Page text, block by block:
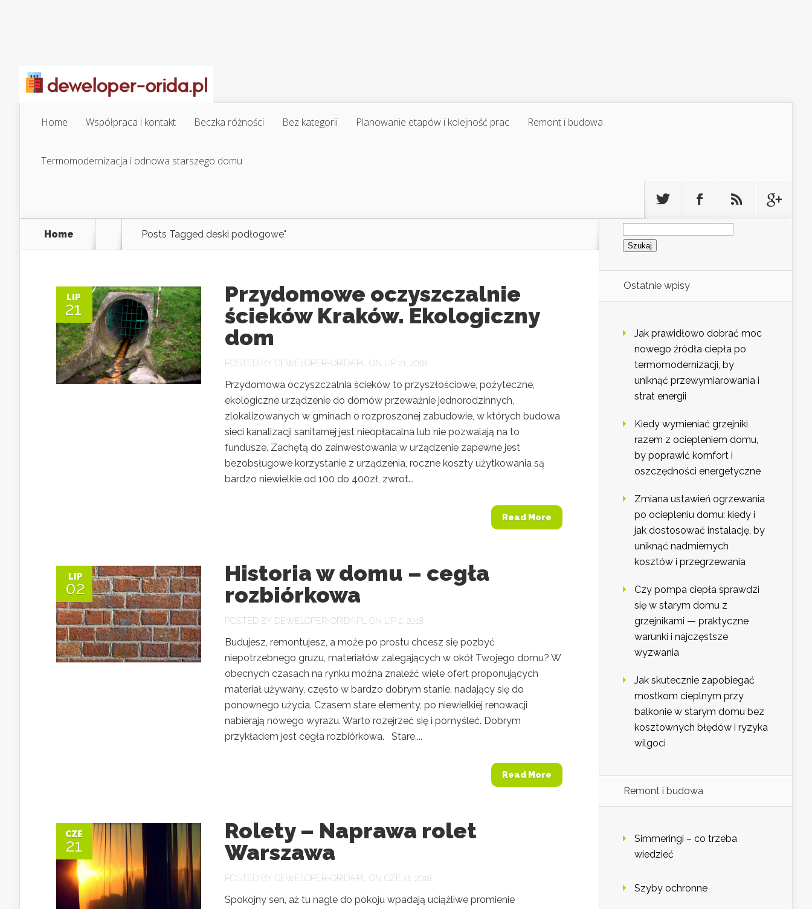
Home Współpraca i kontakt Beczka różności Bez kategorii Planowanie etapów i kolejność prac Remont i budowa
Termomodernizacja i odnowa starszego domu
Home Posts Tagged deski podłogowe"
LIP
21
Przydomowe oczyszczalnie
ścieków Kraków. Ekologiczny
dom
POSTED BY DEWELOPER-ORIDA.PL ON LIP 21, 2018
Przydomowa oczyszczalnia ścieków to przyszłościowe, pożyteczne,
ekologiczne urządzenie do domów przeważnie jednorodzinnych,
zlokalizowanych w gminach o rozproszonej zabudowie, w których budowa
sieci kanalizacji sanitarnej jest nieopłacalna lub nie pozwalają na to
fundusze. Zachętą do zainwestowania w urządzenie zapewne jest
bezobsługowe korzystanie z urządzenia, roczne koszty użytkowania są
bardzo niewielkie od 100 do 400zł, zwrot...
Read More
LIP
02
Historia w domu – cegła
rozbiórkowa
POSTED BY DEWELOPER-ORIDA.PL ON LIP 2, 2018
Budujesz, remontujesz, a może po prostu chcesz się pozbyć
niepotrzebnego gruzu, materiałów zalegających w okół Twojego domu? W
obecnych czasach na rynku można znaleźć wiele ofert proponujących
materiał używany, często w bardzo dobrym stanie, nadający się do
ponownego użycia. Czasem stare elementy, po niewielkiej renowacji
nabierają nowego wyrazu. Warto rozejrzeć się i pomyśleć. Dobrym
przykładem jest cegła rozbiórkowa. Stare,...
Read More
CZE
21
Rolety – Naprawa rolet
Warszawa
POSTED BY DEWELOPER-ORIDA.PL ON CZE 21, 2018
Spokojny sen, aż tu nagle do pokoju wpadają uciążliwe promienie
Szukaj:
Ostatnie wpisy
Jak prawidłowo dobrać moc
nowego źródła ciepła po
termomodernizacji, by
uniknąć przewymiarowania i
strat energii
Kiedy wymieniać grzejniki
razem z ociepleniem domu,
by poprawić komfort i
oszczędności energetyczne
Zmiana ustawień ogrzewania
po ociepleniu domu: kiedy i
jak dostosować instalację, by
uniknąć nadmiernych
kosztów i przegrzewania
Czy pompa ciepła sprawdzi
się w starym domu z
grzejnikami — praktyczne
warunki i najczęstsze
wyzwania
Jak skutecznie zapobiegać
mostkom cieplnym przy
balkonie w starym domu bez
kosztownych błędów i ryzyka
wilgoci
Remont i budowa
Simmeringi – co trzeba
wiedzieć
Szyby ochronne